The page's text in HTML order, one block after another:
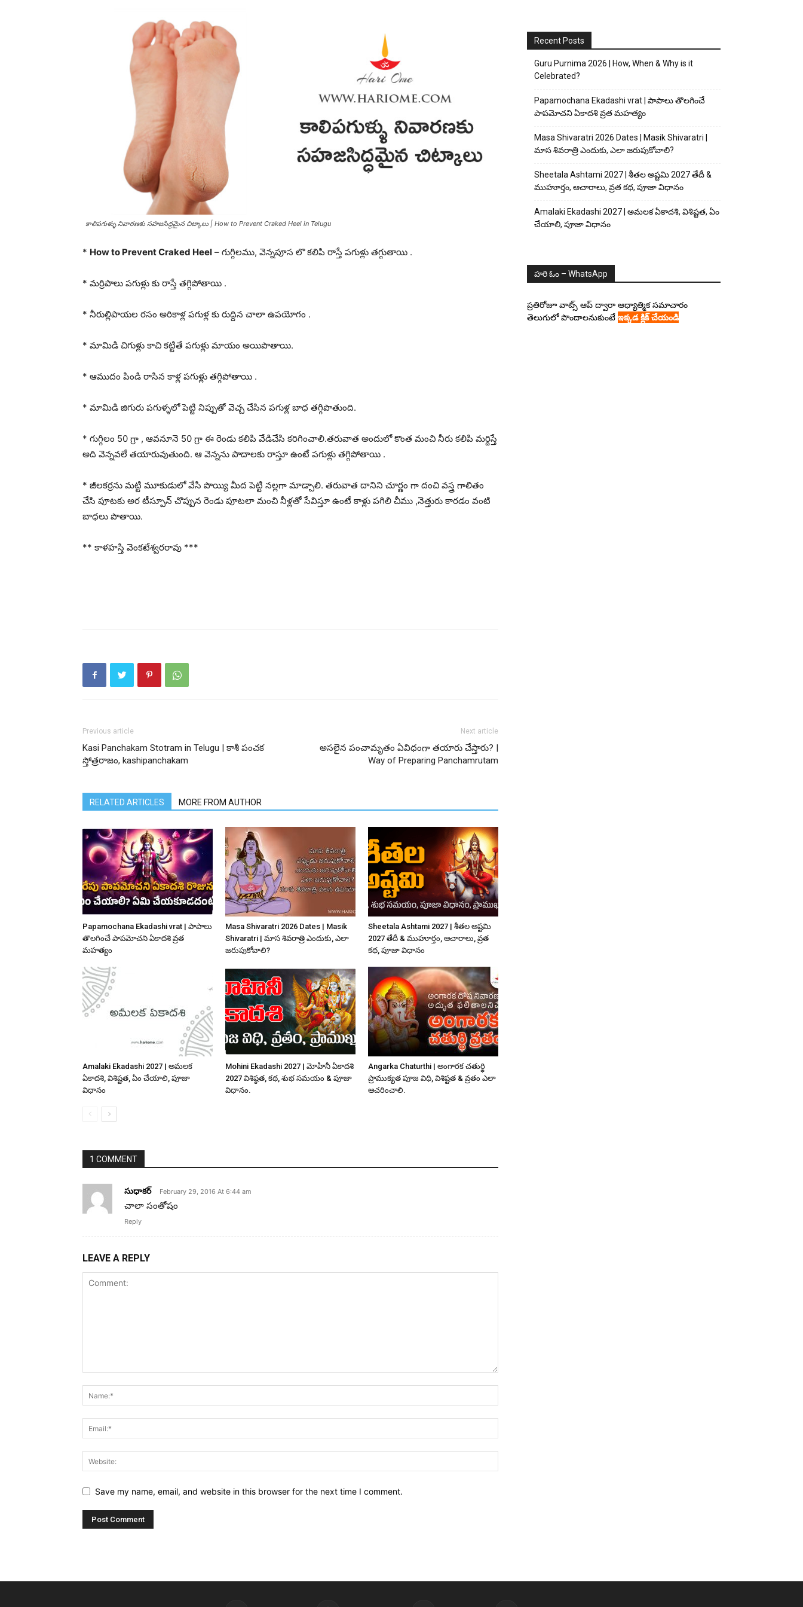
కాలిపగుళ్ళు నివారణకు సహజసిద్ధమైన చిట్కాలు | How to Prevent Craked Heel in Telugu
* How to Prevent Craked Heel – గుగ్గిలము, వెన్నపూస లొ కలిపి రాస్తే పగుళ్లు తగ్గుతాయి .
* మర్రిపాలు పగుళ్లు కు రాస్తే తగ్గిపోతాయి .
* నీరుల్లిపాయల రసం అరికాళ్ల పగుళ్ల కు రుద్దిన చాలా ఉపయోగం .
* మామిడి చిగుళ్లు కాచి కట్టితే పగుళ్లు మాయం అయిపొతాయి.
* ఆముదం పిండి రాసిన కాళ్ల పగుళ్లు తగ్గిపోతాయి .
* మామిడి జిగురు పగుళ్ళలో పెట్టి నిప్పుతో వెచ్చ చేసిన పగుళ్ల బాధ తగ్గిపొతుంది.
* గుగ్గిలం 50 గ్రా , ఆవనూనె 50 గ్రా ఈ రెండు కలిపి వేడిచేసి కరిగించాలి.తరువాత అందులో కొంత మంచి నీరు కలిపి మర్దిస్తే
అది వెన్నవలే తయారువుతుంది. ఆ వెన్నను పాదాలకు రాస్తూ ఉంటే పగుళ్లు తగ్గిపోతాయి .
* జీలకర్రను మట్టి మూకుడులో వేసి పొయ్యి మీద పెట్టి నల్లగా మాడ్చాలి. తరువాత దానిని చూర్ణం గా దంచి వస్త్ర గాలితం
చేసి పూటకు అర టీస్పూన్ చొప్పున రెండు పూటలా మంచి నీళ్లతో సేవిస్తూ ఉంటే కాళ్లు పగిలి చీము ,నెత్తురు కారడం వంటి
బాధలు పొతాయి.
** కాళహస్తి వెంకటేశ్వరరావు ***
Previous article
Kasi Panchakam Stotram in Telugu | కాశీ పంచక
స్తోత్రరాజం, kashipanchakam
Next article
అసలైన పంచామృతం ఏవిధంగా తయారు చేస్తారు? |
Way of Preparing Panchamrutam
RELATED ARTICLES MORE FROM AUTHOR
Papamochana Ekadashi vrat | పాపాలు
తొలగించే పాపమోచని ఏకాదశి వ్రత
మహత్యం
Masa Shivaratri 2026 Dates | Masik
Shivaratri | మాస శివరాత్రి ఎందుకు, ఎలా
జరుపుకోవాలి?
Sheetala Ashtami 2027 | శీతల అష్టమి
2027 తేదీ & ముహూర్తం, ఆచారాలు, వ్రత
కథ, పూజా విధానం
Amalaki Ekadashi 2027 | అమలక
ఏకాదశి, విశిష్టత, ఏం చేయాలి, పూజా
విధానం
Mohini Ekadashi 2027 | మోహినీ ఏకాదశి
2027 విశిష్ఠత, కథ, శుభ సమయం & పూజా
విధానం.
Angarka Chaturthi | అంగారక చతుర్థి
ప్రాముక్యత పూజ విధి, విశిష్టత & వ్రతం ఎలా
ఆచరించాలి.
1 COMMENT
సుధాకర్ February 29, 2016 At 6:44 am
చాలా సంతోషం
Reply
LEAVE A REPLY
Save my name, email, and website in this browser for the next time I comment.
Recent Posts
Guru Purnima 2026 | How, When & Why is it
Celebrated?
Papamochana Ekadashi vrat | పాపాలు తొలగించే
పాపమోచని ఏకాదశి వ్రత మహత్యం
Masa Shivaratri 2026 Dates | Masik Shivaratri |
మాస శివరాత్రి ఎందుకు, ఎలా జరుపుకోవాలి?
Sheetala Ashtami 2027 | శీతల అష్టమి 2027 తేదీ &
ముహూర్తం, ఆచారాలు, వ్రత కథ, పూజా విధానం
Amalaki Ekadashi 2027 | అమలక ఏకాదశి, విశిష్టత, ఏం
చేయాలి, పూజా విధానం
హరి ఓం – WhatsApp
ప్రతిరోజూ వాట్స్ ఆప్ ద్వారా ఆధ్యాత్మిక సమాచారం
తెలుగులో పొందాలనుకుంటే ఇక్కడ క్లిక్ చేయండి